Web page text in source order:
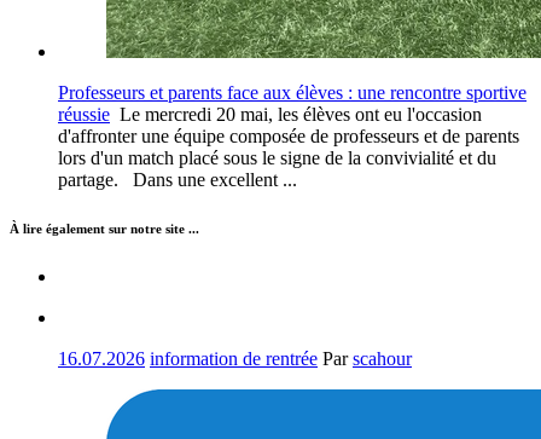
Professeurs et parents face aux élèves : une rencontre sportive
réussie Le mercredi 20 mai, les élèves ont eu l'occasion
d'affronter une équipe composée de professeurs et de parents
lors d'un match placé sous le signe de la convivialité et du
partage. Dans une excellent ...
À lire également sur notre site ...
16.07.2026 information de rentrée Parscahour